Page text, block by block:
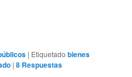
| Etiquetado bienes
|8 Respuestas